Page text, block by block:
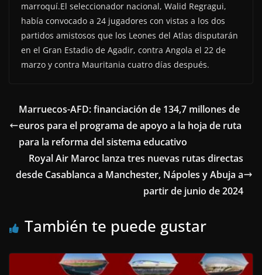
marroquí.El seleccionador nacional, Walid Regragui,
había convocado a 24 jugadores con vistas a los dos
partidos amistosos que los Leones del Atlas disputarán
en el Gran Estadio de Agadir, contra Angola el 22 de
marzo y contra Mauritania cuatro días después.
Marruecos-AFD: financiación de 134,7 millones de
euros para el programa de apoyo a la hoja de ruta
para la reforma del sistema educativo
Royal Air Maroc lanza tres nuevas rutas directas
desde Casablanca a Manchester, Nápoles y Abuja a
partir de junio de 2024
También te puede gustar